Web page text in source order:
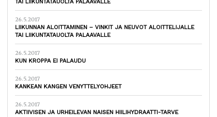
26.5.2017
LIIKUNNAN ALOITTAMINEN – VINKIT JA NEUVOT ALOITTELIJALLE
TAI LIIKUNTATAUOLTA PALAAVALLE
26.5.2017
KUN KROPPA EI PALAUDU
26.5.2017
KANKEAN KANGEN VENYTTELYOHJEET
26.5.2017
AKTIIVISEN JA URHEILEVAN NAISEN HIILIHYDRAATTI-TARVE